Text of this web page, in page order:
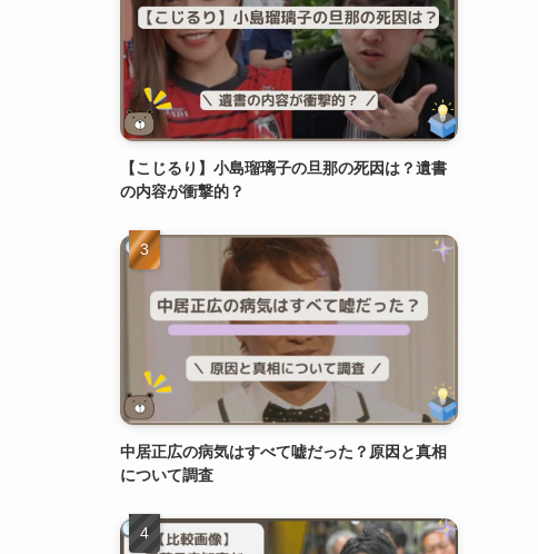
【こじるり】小島瑠璃子の旦那の死因は？遺書
の内容が衝撃的？
中居正広の病気はすべて嘘だった？原因と真相
について調査